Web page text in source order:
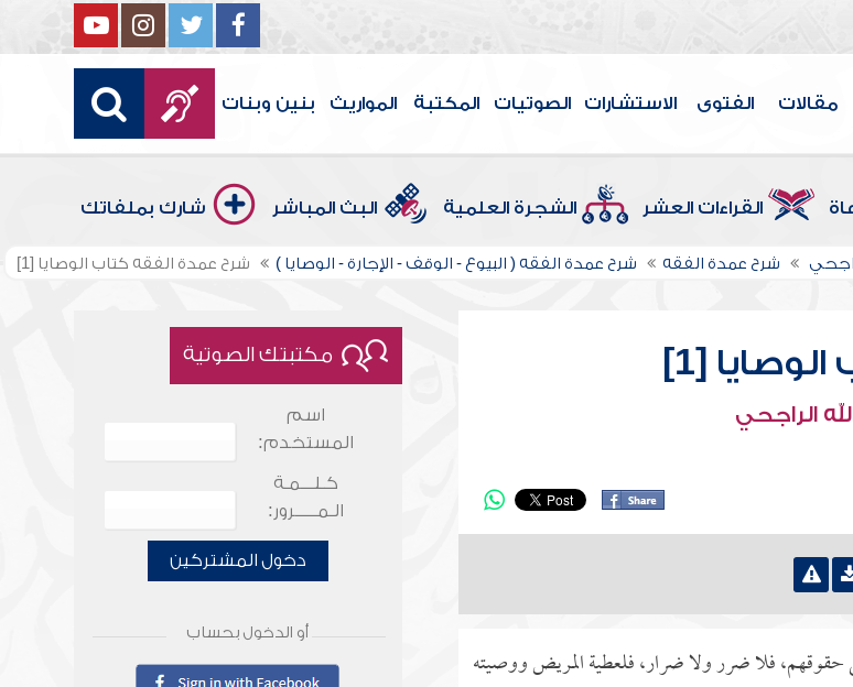
مقالات الفتوى الاستشارات الصوتيات المكتبة المواريث بنين وبنات
القراءات العشر الشجرة العلمية البث المباشر شارك بملفاتك
شرح عمدة الفقه شرح عمدة الفقه ( البيوع - الوقف - الإجارة - الوصايا ) شرح عمدة الفقه كتاب الوصايا [1]
[1]
الراجحي
حقوقهم، فلا ضرر ولا ضرار، فلعطية المريض ووصيته
مكتبتك الصوتية
اسم
المستخدم:
كـلـــمـة
الـمـــــرور:
دخول المشتركين
أو الدخول بحساب